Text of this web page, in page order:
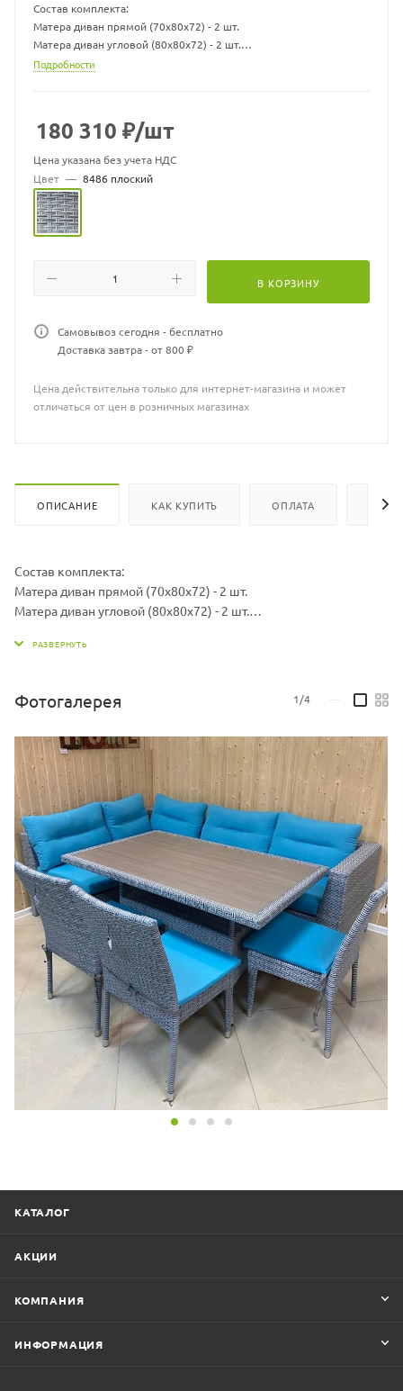
Состав комплекта:
Матера диван прямой (70х80х72) - 2 шт.
Матера диван угловой (80х80х72) - 2 шт.
Стол Крит (160х86х78) - 1 шт.
поролон/холлофайбер
можете выбрать другой цвет подушек.
Варианты жгутов и цветовую палитру ткани можно запросить у
продавца.
Подробности
180 310 ₽/шт
Цена указана без учета НДС
Цвет — 8486 плоский
В КОРЗИНУ
Самовывоз сегодня - бесплатно
Доставка завтра - от 800 ₽
Цена действительна только для интернет-магазина и может
отличаться от цен в розничных магазинах
ОПИСАНИЕ КАК КУПИТЬ ОПЛАТА
Состав комплекта:
Матера диван прямой (70х80х72) - 2 шт.
Матера диван угловой (80х80х72) - 2 шт.
Кресло Крит (49х60х90) - 3 шт.
Материал подушки: Чехол - ткань мебельная, наполнитель -
поролон/холлофайбер
вы можете выбрать другой цвет подушек.
Варианты жгутов и цветовую палитру ткани можно запросить у
продавца.
Фотогалерея 1/4
КАТАЛОГ
АКЦИИ
КОМПАНИЯ
ИНФОРМАЦИЯ